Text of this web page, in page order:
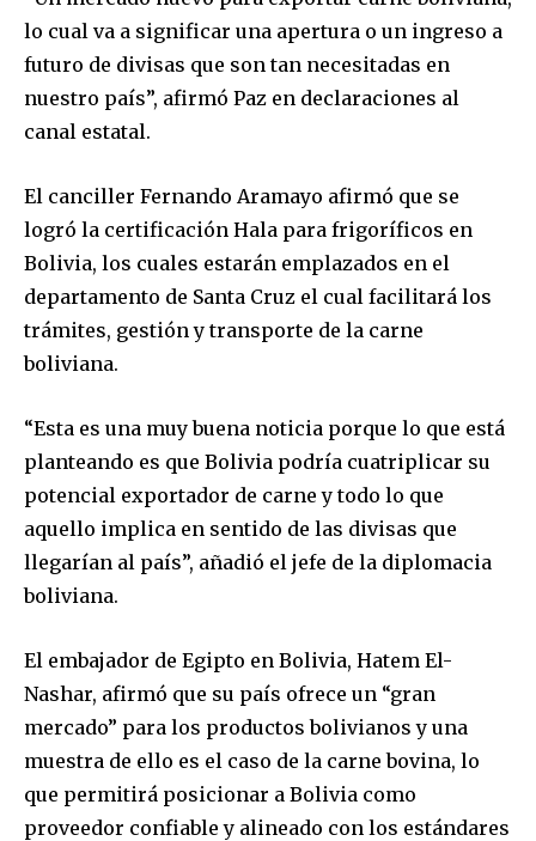
lo cual va a significar una apertura o un ingreso a
futuro de divisas que son tan necesitadas en
nuestro país”, afirmó Paz en declaraciones al
canal estatal.
El canciller Fernando Aramayo afirmó que se
logró la certificación Hala para frigoríficos en
Bolivia, los cuales estarán emplazados en el
departamento de Santa Cruz el cual facilitará los
trámites, gestión y transporte de la carne
boliviana.
“Esta es una muy buena noticia porque lo que está
planteando es que Bolivia podría cuatriplicar su
potencial exportador de carne y todo lo que
aquello implica en sentido de las divisas que
llegarían al país”, añadió el jefe de la diplomacia
boliviana.
El embajador de Egipto en Bolivia, Hatem El-
Nashar, afirmó que su país ofrece un “gran
mercado” para los productos bolivianos y una
muestra de ello es el caso de la carne bovina, lo
que permitirá posicionar a Bolivia como
proveedor confiable y alineado con los estándares